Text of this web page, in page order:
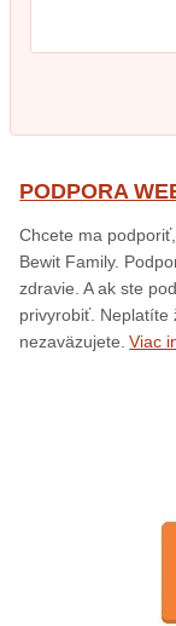
PODPORA
Chcete ma
Bewit Family.
zdravie. A ak ste
privyrobiť. Neplatíte
nezaväzujete. Viac